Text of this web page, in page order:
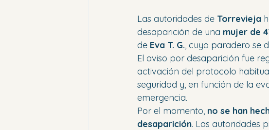
Las autoridades de Torrevieja
desaparición de una mujer de
de Eva T. G. , cuyo paradero se
El aviso por desaparición fue
activación del protocolo
seguridad y, en función de la
emergencia.
Por el momento, no se han
desaparición. Las autoridades